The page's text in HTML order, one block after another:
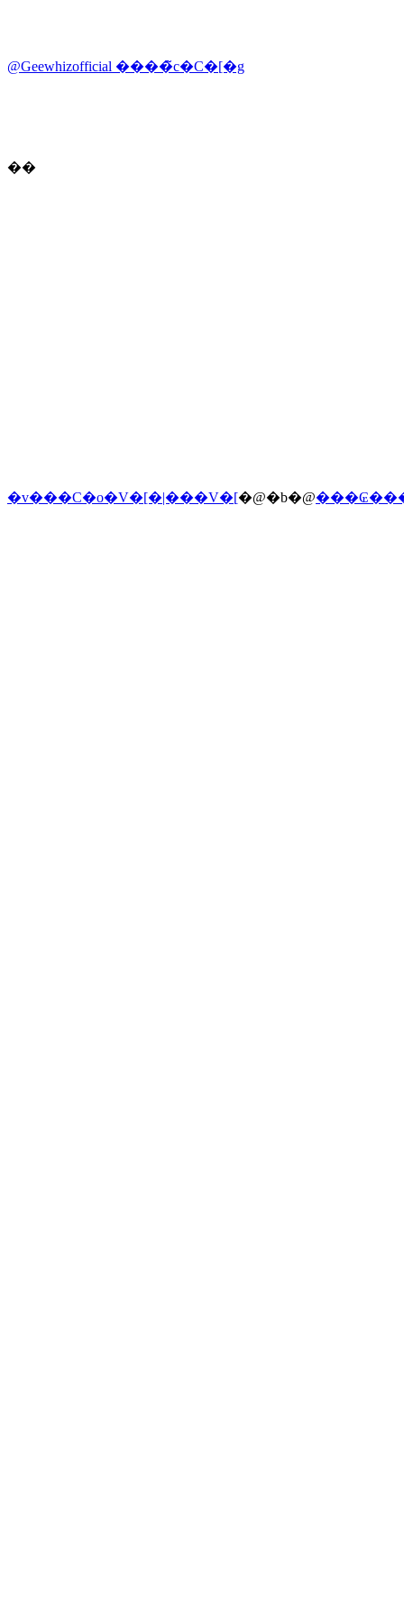
@Geewhizofficial ����̃c�C�[�g
��
�v���C�o�V�[�|���V�[�@�b�@